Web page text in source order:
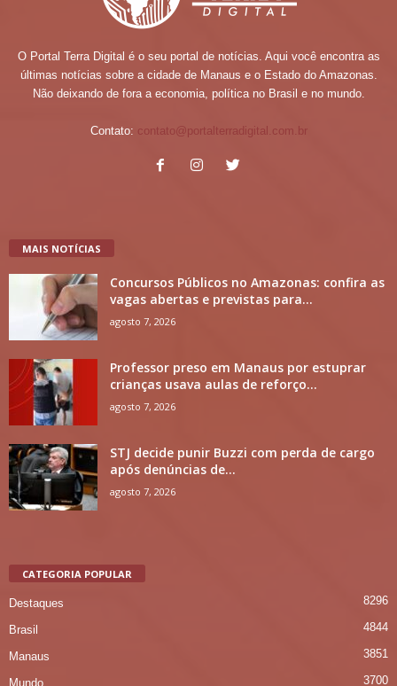
O Portal Terra Digital é o seu portal de notícias. Aqui você encontra as
últimas notícias sobre a cidade de Manaus e o Estado do Amazonas.
Não deixando de fora a economia, política no Brasil e no mundo.
Contato: contato@portalterradigital.com.br
MAIS NOTÍCIAS
Concursos Públicos no Amazonas: confira as
vagas abertas e previstas para...
agosto 7, 2026
Professor preso em Manaus por estuprar
crianças usava aulas de reforço...
agosto 7, 2026
STJ decide punir Buzzi com perda de cargo
após denúncias de...
agosto 7, 2026
CATEGORIA POPULAR
Destaques 8296
Brasil 4844
Manaus 3851
Mundo 3700